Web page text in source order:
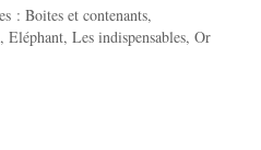
: Boites et contenants,
, Eléphant, Les indispensables, Or